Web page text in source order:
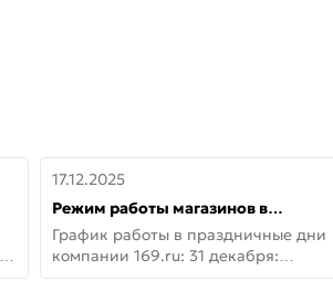
17.12.2025
Режим работы магазинов в
праздничные дни с 31 декабря по
11 января
График работы в праздничные дни
компании 169.ru: 31 декабря:
Заказы, самовывоз и доставки —